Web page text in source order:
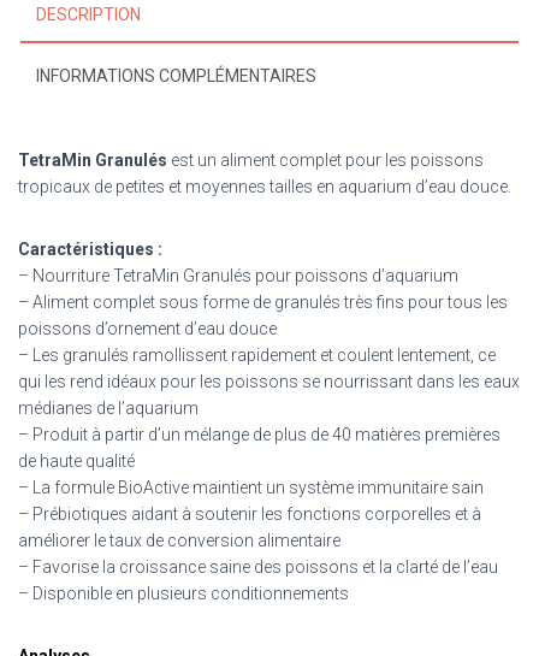
DESCRIPTION
INFORMATIONS COMPLÉMENTAIRES
TetraMin Granulés est un aliment complet pour les poissons
tropicaux de petites et moyennes tailles en aquarium d’eau douce.
Caractéristiques :
– Nourriture TetraMin Granulés pour poissons d’aquarium
– Aliment complet sous forme de granulés très fins pour tous les
poissons d’ornement d’eau douce
– Les granulés ramollissent rapidement et coulent lentement, ce
qui les rend idéaux pour les poissons se nourrissant dans les eaux
médianes de l’aquarium
– Produit à partir d’un mélange de plus de 40 matières premières
de haute qualité
– La formule BioActive maintient un système immunitaire sain
– Prébiotiques aidant à soutenir les fonctions corporelles et à
améliorer le taux de conversion alimentaire
– Favorise la croissance saine des poissons et la clarté de l’eau
– Disponible en plusieurs conditionnements